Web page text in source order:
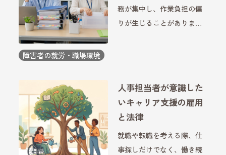
障害者の就労・職場環境
務が集中し、作業負担の偏
りが生じることがありま
負担が集中してしまうケー
スがあります。こうした状
況が続く […]
人事担当者が意識した
いキャリア支援の雇用
と法律
就職や転職を考える際、仕
事探しだけでなく、働き続